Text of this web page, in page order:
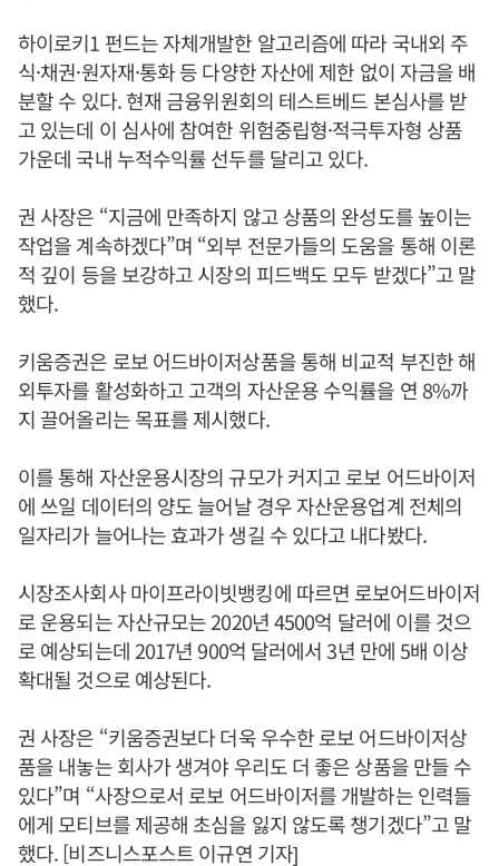
하이로키1 펀드는 자체개발한 알고리즘에 따라 국내외 주
식·채권·원자재·통화 등 다양한 자산에 제한 없이 자금을 배
분할 수 있다. 현재 금융위원회의 테스트베드 본심사를 받
고 있는데 이 심사에 참여한 위험중립형·적극투자형 상품
가운데 국내 누적수익률 선두를 달리고 있다.
권 사장은 “지금에 만족하지 않고 상품의 완성도를 높이는
작업을 계속하겠다”며 “외부 전문가들의 도움을 통해 이론
적 깊이 등을 보강하고 시장의 피드백도 모두 받겠다”고 말
했다.
키움증권은 로보 어드바이저상품을 통해 비교적 부진한 해
외투자를 활성화하고 고객의 자산운용 수익률을 연 8%까
지 끌어올리는 목표를 제시했다.
이를 통해 자산운용시장의 규모가 커지고 로보 어드바이저
에 쓰일 데이터의 양도 늘어날 경우 자산운용업계 전체의
일자리가 늘어나는 효과가 생길 수 있다고 내다봤다.
시장조사회사 마이프라이빗뱅킹에 따르면 로보어드바이저
로 운용되는 자산규모는 2020년 4500억 달러에 이를 것으
로 예상되는데 2017년 900억 달러에서 3년 만에 5배 이상
확대될 것으로 예상된다.
권 사장은 “키움증권보다 더욱 우수한 로보 어드바이저상
품을 내놓는 회사가 생겨야 우리도 더 좋은 상품을 만들 수
있다”며 “사장으로서 로보 어드바이저를 개발하는 인력들
에게 모티브를 제공해 초심을 잃지 않도록 챙기겠다”고 말
했다. [비즈니스포스트 이규연 기자]